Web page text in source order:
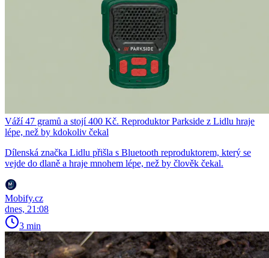
Váží 47 gramů a stojí 400 Kč. Reproduktor Parkside z Lidlu hraje
lépe, než by kdokoliv čekal
Dílenská značka Lidlu přišla s Bluetooth reproduktorem, který se
vejde do dlaně a hraje mnohem lépe, než by člověk čekal.
Mobify.cz
dnes, 21:08
3 min